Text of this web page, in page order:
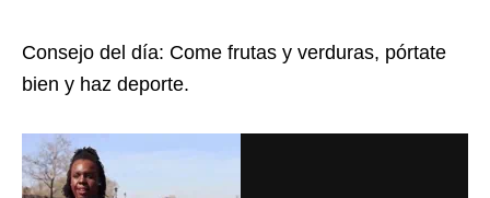
Consejo del día: Come frutas y verduras, pórtate
bien y haz deporte.